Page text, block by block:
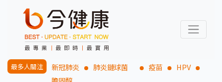
最多人關注 新冠肺炎 肺炎鏈球菌 疫苗
HPV